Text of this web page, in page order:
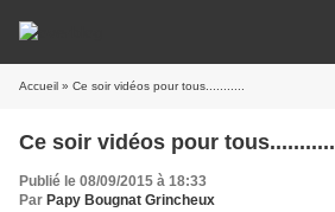
Accueil » Ce soir vidéos pour tous...........
Ce soir vidéos pour tous...........
Publié le 08/09/2015 à 18:33
Par Papy Bougnat Grincheux